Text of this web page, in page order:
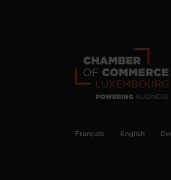
Français English